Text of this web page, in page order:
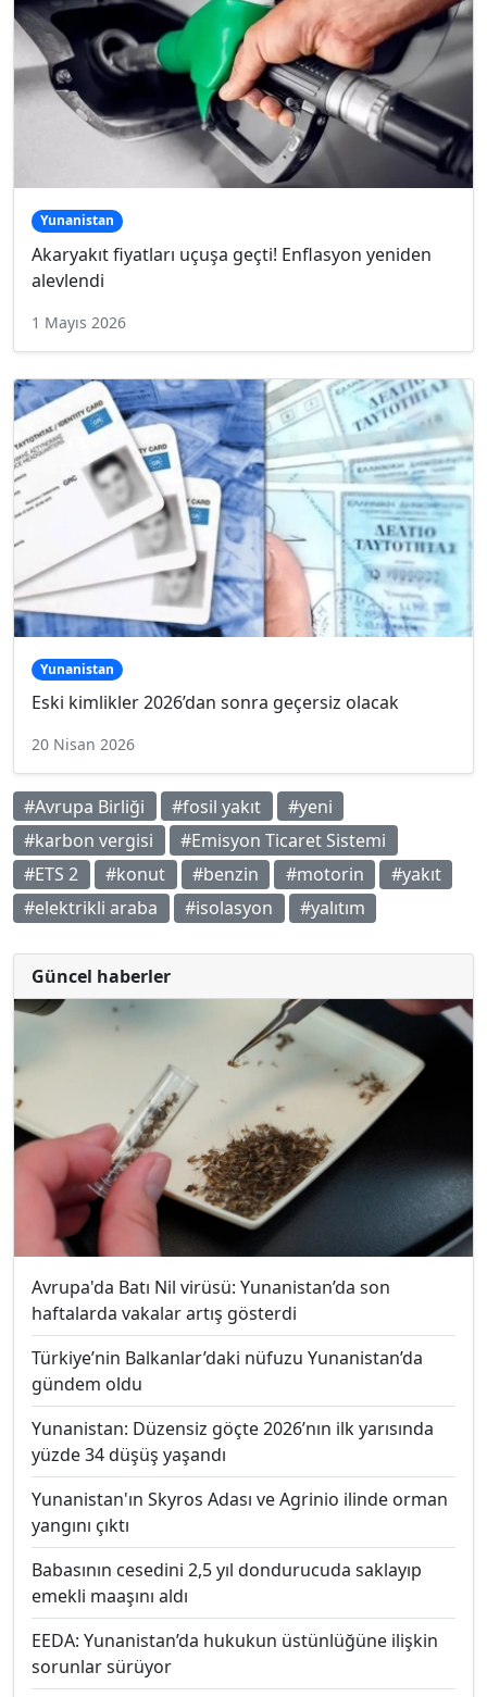
Yunanistan
Akaryakıt fiyatları uçuşa geçti! Enflasyon yeniden
alevlendi
1 Mayıs 2026
Yunanistan
Eski kimlikler 2026’dan sonra geçersiz olacak
20 Nisan 2026
#Avrupa Birliği #fosil yakıt
#yeni
#karbon vergisi
#Emisyon Ticaret Sistemi
#ETS 2
#konut #benzin #motorin
#yakıt
#elektrikli araba
#isolasyon #yalıtım
Güncel haberler
Avrupa'da Batı Nil virüsü: Yunanistan’da son
haftalarda vakalar artış gösterdi
Türkiye’nin Balkanlar’daki nüfuzu Yunanistan’da
gündem oldu
Yunanistan: Düzensiz göçte 2026’nın ilk yarısında
yüzde 34 düşüş yaşandı
Yunanistan'ın Skyros Adası ve Agrinio ilinde orman
yangını çıktı
Babasının cesedini 2,5 yıl dondurucuda saklayıp
emekli maaşını aldı
EEDA: Yunanistan’da hukukun üstünlüğüne ilişkin
sorunlar sürüyor